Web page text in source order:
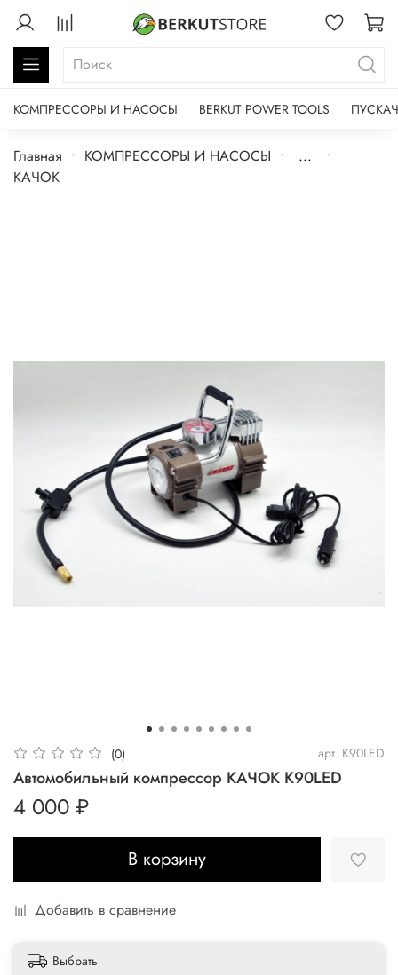
КОМПРЕССОРЫ И НАСОСЫ BERKUT POWER TOOLS
Главная КОМПРЕССОРЫ И НАСОСЫ
...
КАЧОК
(0) арт. K90LED
Автомобильный компрессор КАЧОК К90LED
4 000 ₽
В корзину
Добавить в сравнение
Выбрать